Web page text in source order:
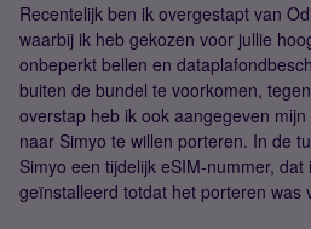
Recentelijk ben ik overgestapt van
waarbij ik heb gekozen voor jullie
onbeperkt bellen en
buiten de bundel te voorkomen,
overstap heb ik ook aangegeven
naar Simyo te willen porteren. In de
Simyo een tijdelijk eSIM-nummer,
geïnstalleerd totdat het porteren was